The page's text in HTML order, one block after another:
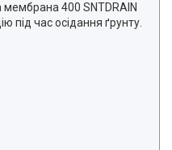
мембрана 400 SNTDRAIN
під час осідання ґрунту.